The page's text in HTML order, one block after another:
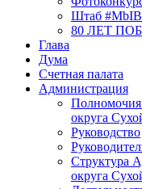
Штаб
80 ЛЕТ
Глава
Дума
Счетная палата
Администрация
округа
Руководство
Структура
округа